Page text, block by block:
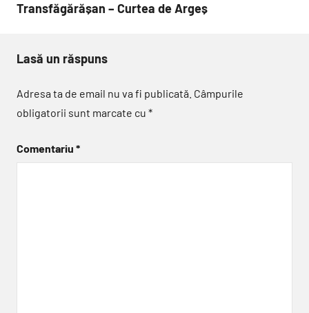
articole
Transfăgărășan – Curtea de Argeș
Lasă un răspuns
Adresa ta de email nu va fi publicată. Câmpurile
obligatorii sunt marcate cu *
Comentariu *